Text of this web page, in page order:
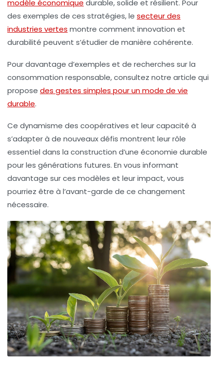
modèle économique durable, solide et résilient. Pour
des exemples de ces stratégies, le secteur des
industries vertes montre comment innovation et
durabilité peuvent s’étudier de manière cohérente.
Pour davantage d’exemples et de recherches sur la
consommation responsable, consultez notre article qui
propose des gestes simples pour un mode de vie
durable.
Ce dynamisme des coopératives et leur capacité à
s’adapter à de nouveaux défis montrent leur rôle
essentiel dans la construction d’une économie durable
pour les générations futures. En vous informant
davantage sur ces modèles et leur impact, vous
pourriez être à l’avant-garde de ce changement
nécessaire.